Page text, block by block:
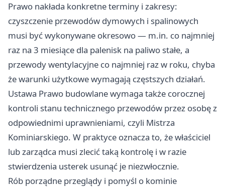
Prawo nakłada konkretne terminy i zakresy:
czyszczenie przewodów dymowych i spalinowych
musi być wykonywane okresowo — m.in. co najmniej
raz na 3 miesiące dla palenisk na paliwo stałe, a
przewody wentylacyjne co najmniej raz w roku, chyba
że warunki użytkowe wymagają częstszych działań.
Ustawa Prawo budowlane wymaga także corocznej
kontroli stanu technicznego przewodów przez osobę z
odpowiednimi uprawnieniami, czyli Mistrza
Kominiarskiego. W praktyce oznacza to, że właściciel
lub zarządca musi zlecić taką kontrolę i w razie
stwierdzenia usterek usunąć je niezwłocznie.
Rób porządne przeglądy i pomyśl o kominie